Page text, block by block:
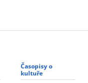
Časopisy o
kultuře